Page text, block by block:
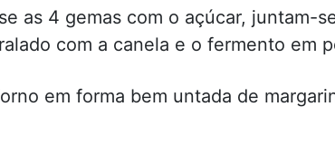
as 4 gemas com o açúcar, juntam-
com a canela e o fermento em
em forma bem untada de